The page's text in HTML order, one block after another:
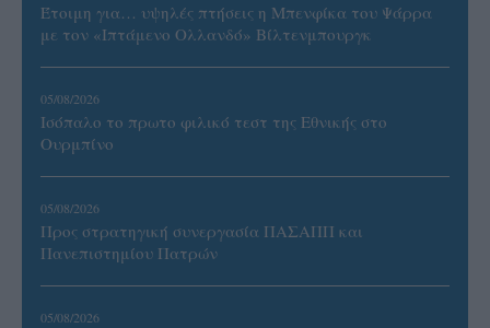
Έτοιμη για… υψηλές πτήσεις η Μπενφίκα του Ψάρρα
με τον «Ιπτάμενο Ολλανδό» Βίλτενμπουργκ
05/08/2026
Ισόπαλο το πρωτο φιλικό τεστ της Εθνικής στο
Ουρμπίνο
05/08/2026
Προς στρατηγική συνεργασία ΠΑΣΑΠΠ και
Πανεπιστημίου Πατρών
05/08/2026